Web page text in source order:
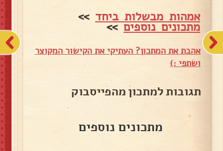
אמהות מבשלות ביחד >>
מתכונים נוספים>>
אהבת את המתכון? העתיקי את הקישור המקוצר
ושתפי :)
תגובות למתכון מהפייסבוק
מתכונים נוספים